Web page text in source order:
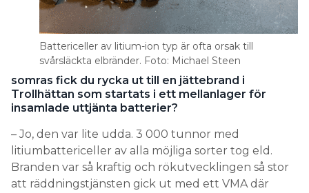
Battericeller av litium-ion typ är ofta orsak till
svårsläckta elbränder. Foto: Michael Steen
somras fick du rycka ut till en jättebrand i
Trollhättan som startats i ett mellanlager för
insamlade uttjänta batterier?
– Jo, den var lite udda. 3 000 tunnor med
litiumbattericeller av alla möjliga sorter tog eld.
Branden var så kraftig och rökutvecklingen så stor
att räddningstjänsten gick ut med ett VMA där